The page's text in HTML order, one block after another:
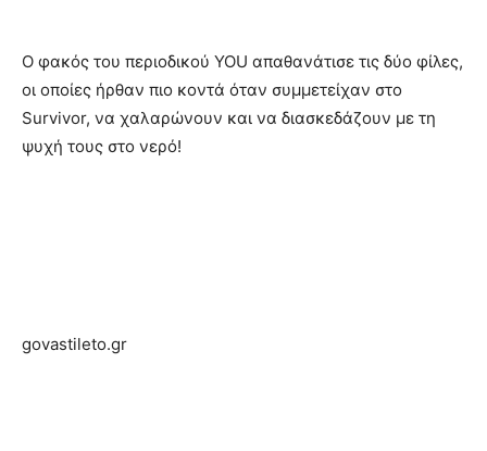
Ο φακός του περιοδικού YOU απαθανάτισε τις δύο φίλες,
οι οποίες ήρθαν πιο κοντά όταν συμμετείχαν στο
Survivor, να χαλαρώνουν και να διασκεδάζουν με τη
ψυχή τους στο νερό!
govastileto.gr